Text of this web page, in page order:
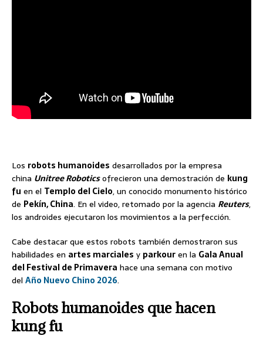
Los robots humanoides desarrollados por la empresa
china Unitree Roboticsofrecieron una demostración de kung
fu en el Templo del Cielo, un conocido monumento histórico
de Pekín, China. En el video, retomado por la agencia Reuters,
los androides ejecutaron los movimientos a la perfección.
Cabe destacar que estos robots también demostraron sus
habilidades en artes marciales y parkouren la Gala Anual
del Festival de Primavera hace una semana con motivo
del Año Nuevo Chino 2026.
Robots humanoides que hacen
kung fu